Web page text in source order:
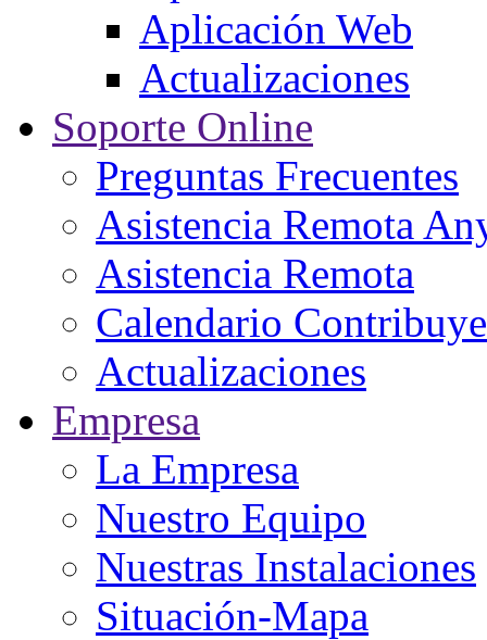
Aplicación Web
Actualizaciones
Soporte Online
Preguntas Frecuentes
Asistencia Remota
Asistencia Remota
Calendario
Actualizaciones
Empresa
La Empresa
Nuestro Equipo
Nuestras Instalaciones
Situación-Mapa